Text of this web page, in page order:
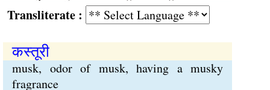
:
कस्तूरी
musk, odor of musk, having a musky
fragrance